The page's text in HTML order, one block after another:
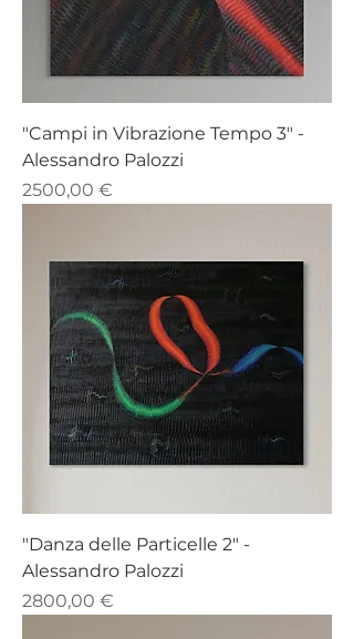
"Campi in Vibrazione Tempo 3" -
Alessandro Palozzi
Prezzo
2500,00 €
"Danza delle Particelle 2" -
Alessandro Palozzi
Prezzo
2800,00 €